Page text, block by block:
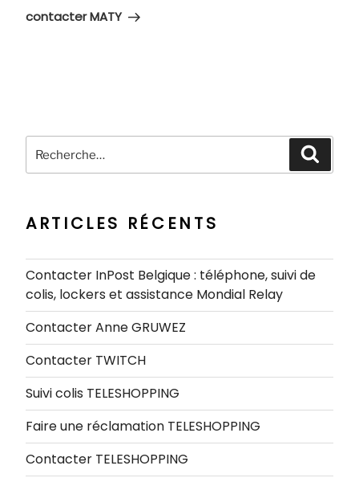
suivant
contacter MATY
pour
ARTICLES RÉCENTS
Contacter InPost Belgique : téléphone, suivi de
colis, lockers et assistance Mondial Relay
Contacter Anne GRUWEZ
Contacter TWITCH
Suivi colis TELESHOPPING
Faire une réclamation TELESHOPPING
Contacter TELESHOPPING